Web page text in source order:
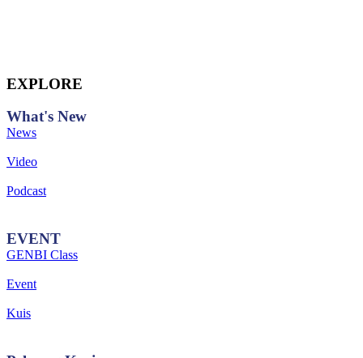
EXPLORE
What's New
News
Video
Podcast
EVENT
GENBI Class
Event
Kuis